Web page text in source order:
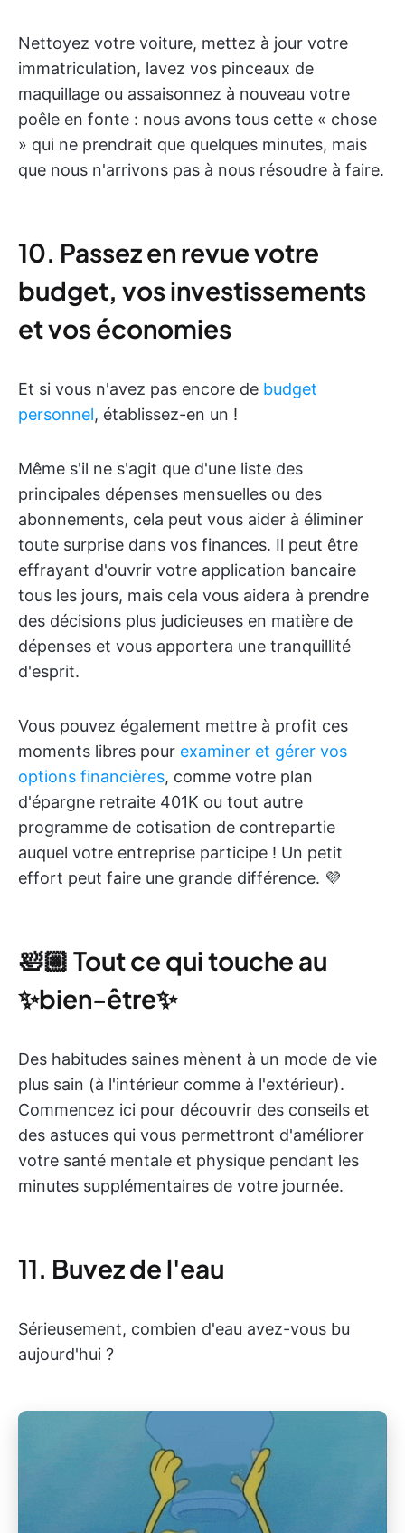
Nettoyez votre voiture, mettez à jour votre
immatriculation, lavez vos pinceaux de
maquillage ou assaisonnez à nouveau votre
poêle en fonte : nous avons tous cette « chose
» qui ne prendrait que quelques minutes, mais
que nous n'arrivons pas à nous résoudre à faire.
10. Passez en revue votre
budget, vos investissements
et vos économies
Et si vous n'avez pas encore de budget
personnel, établissez-en un !
Même s'il ne s'agit que d'une liste des
principales dépenses mensuelles ou des
abonnements, cela peut vous aider à éliminer
toute surprise dans vos finances. Il peut être
effrayant d'ouvrir votre application bancaire
tous les jours, mais cela vous aidera à prendre
des décisions plus judicieuses en matière de
dépenses et vous apportera une tranquillité
d'esprit.
Vous pouvez également mettre à profit ces
moments libres pour examiner et gérer vos
options financières, comme votre plan
d'épargne retraite 401K ou tout autre
programme de cotisation de contrepartie
auquel votre entreprise participe ! Un petit
effort peut faire une grande différence. 💜
🛀🏼 Tout ce qui touche au
✨bien-être✨
Des habitudes saines mènent à un mode de vie
plus sain (à l'intérieur comme à l'extérieur).
Commencez ici pour découvrir des conseils et
des astuces qui vous permettront d'améliorer
votre santé mentale et physique pendant les
minutes supplémentaires de votre journée.
11. Buvez de l'eau
Sérieusement, combien d'eau avez-vous bu
aujourd'hui ?